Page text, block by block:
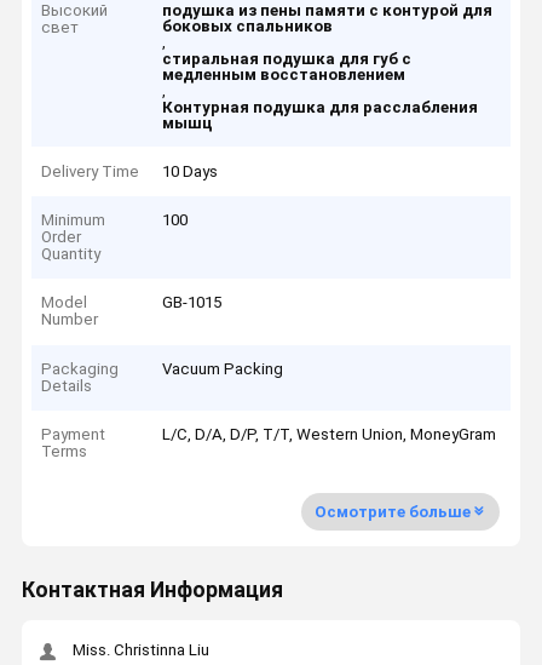
Высокий
свет
подушка из пены памяти с контурой для
боковых спальников
,
стиральная подушка для губ с
медленным восстановлением
,
Контурная подушка для расслабления
мышц
Delivery Time 10 Days
Minimum
Order
Quantity
100
Model
Number
GB-1015
Packaging
Details
Vacuum Packing
Payment
Terms
L/C, D/A, D/P, T/T, Western Union, MoneyGram
Осмотрите больше
Контактная Информация
Miss. Christinna Liu